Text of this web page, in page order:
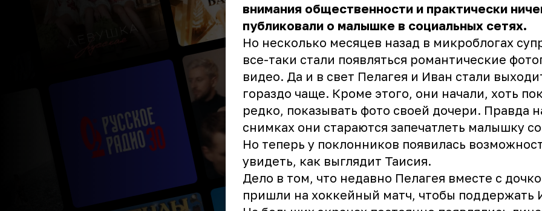
внимания общественности и практически
публиковали о малышке в социальных сетях.
Но несколько месяцев назад в микроблогах
все-таки стали появляться романтические
видео. Да и в свет Пелагея и Иван стали
гораздо чаще. Кроме этого, они начали, хоть
редко, показывать фото своей дочери. Правда
снимках они стараются запечатлеть малышку
Но теперь у поклонников появилась
увидеть, как выглядит Таисия.
Дело в том, что недавно Пелагея вместе с
пришли на хоккейный матч, чтобы поддержать